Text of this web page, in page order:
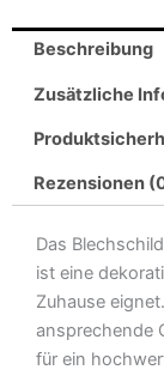
-
Spruch
keinen
sich
mit
Männern
Deko
Blechschild
Menge
Beschreibung
Zusätzliche
Rezensionen
Das
ist eine
Zuhause
ansprechende
für ein